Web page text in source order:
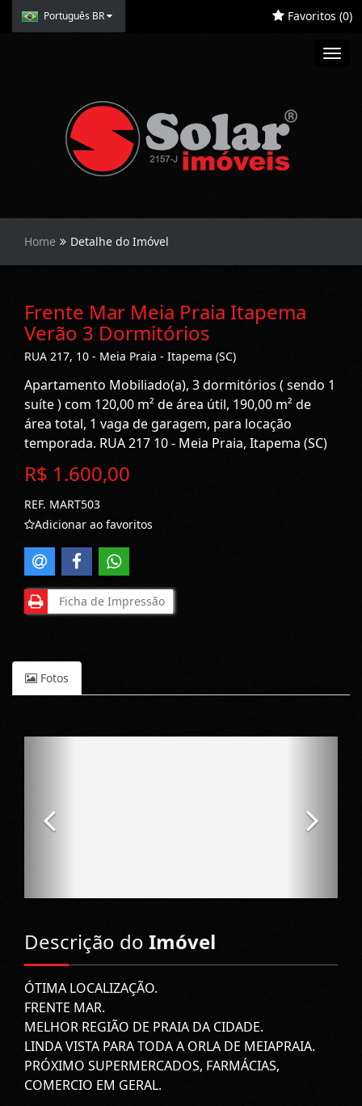
Português BR Favoritos (0)
Home Detalhe do Imóvel
Frente Mar Meia Praia Itapema
Verão 3 Dormitórios
RUA 217, 10 - Meia Praia - Itapema (SC)
Apartamento Mobiliado(a), 3 dormitórios ( sendo 1
suíte ) com 120,00 m² de área útil, 190,00 m² de
área total, 1 vaga de garagem, para locação
temporada. RUA 217 10 - Meia Praia, Itapema (SC)
R$ 1.600,00
REF. MART503
Adicionar ao favoritos
Ficha de Impressão
Fotos
Descrição do Imóvel
ÓTIMA LOCALIZAÇÃO.
FRENTE MAR.
MELHOR REGIÃO DE PRAIA DA CIDADE.
LINDA VISTA PARA TODA A ORLA DE MEIAPRAIA.
PRÓXIMO SUPERMERCADOS, FARMÁCIAS,
COMERCIO EM GERAL.